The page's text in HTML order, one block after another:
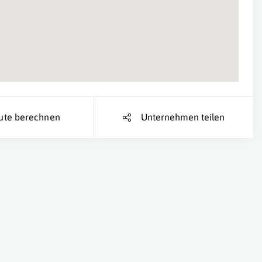
berechnen Unternehmen teilen